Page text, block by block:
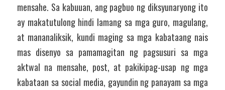
mensahe. Sa kabuuan, ang pagbuo ng diksyunaryong ito
ay makatutulong hindi lamang sa mga guro, magulang,
at mananaliksik, kundi maging sa mga kabataang nais
mas disenyo sa pamamagitan ng pagsusuri sa mga
aktwal na mensahe, post, at pakikipag-usap ng mga
kabataan sa social media, gayundin ng panayam sa mga